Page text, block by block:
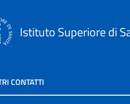
Istituto Superiore di
CONTATTI